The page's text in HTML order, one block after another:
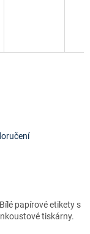
papírové etikety s
tiskárny.